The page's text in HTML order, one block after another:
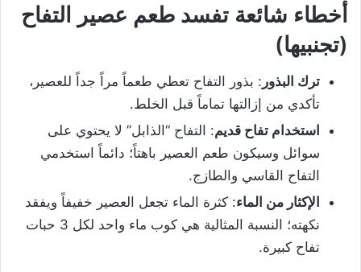
أخطاء شائعة تفسد طعم عصير التفاح
(تجنبيها)
ترك البذور : بذور التفاح تعطي طعماً مراً جداً للعصير،
تأكدي من إزالتها تماماً قبل الخلط.
استخدام تفاح قديم: التفاح “الذابل” لا يحتوي على
سوائل وسيكون طعم العصير باهتاً؛ دائماً استخدمي
التفاح القاسي والطازج.
الإكثار من الماء: كثرة الماء تجعل العصير خفيفاً ويفقد
نكهته؛ النسبة المثالية هي كوب ماء واحد لكل 3 حبات
تفاح كبيرة.